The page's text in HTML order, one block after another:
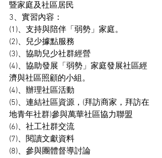
暨家庭及社區居民
3、實習內容：
(1)、支持與陪伴「弱勢」家庭。
(2)、兒少據點服務
(3)、協助兒少社群經營
(4)、協助發展「弱勢」家庭發展社區經
濟與社區照顧的小組。
(4)、辦理社區活動
(5)、連結社區資源，(拜訪商家，拜訪在
地青年社群)參與萬華社區協力聯盟
(6)、社工社群交流
(7)、閱讀文獻資料
(8)、參與團體督導討論